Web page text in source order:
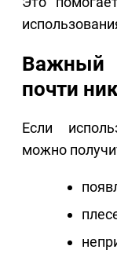
Важный
почти
Если
можно